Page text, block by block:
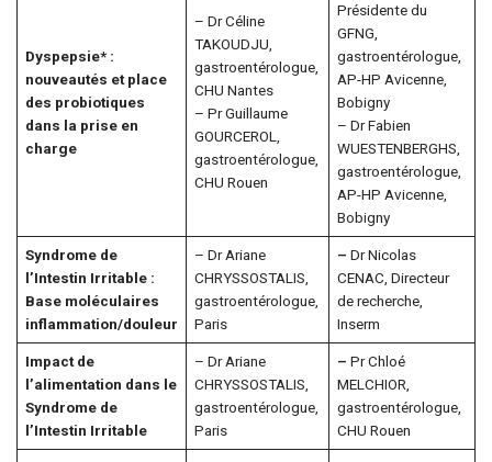
Dyspepsie* :
nouveautés et place
des probiotiques
dans la prise en
charge
– Dr Céline
TAKOUDJU,
gastroentérologue,
CHU Nantes
– Pr Guillaume
GOURCEROL,
gastroentérologue,
CHU Rouen
Présidente du
GFNG,
gastroentérologue,
AP-HP Avicenne,
Bobigny
– Dr Fabien
WUESTENBERGHS,
gastroentérologue,
AP-HP Avicenne,
Bobigny
Syndrome de
l’Intestin Irritable :
Base moléculaires
inflammation/douleur
– Dr Ariane
CHRYSSOSTALIS,
gastroentérologue,
Paris
– Dr Nicolas
CENAC, Directeur
de recherche,
Inserm
Impact de
l’alimentation dans le
Syndrome de
l’Intestin Irritable
– Dr Ariane
CHRYSSOSTALIS,
gastroentérologue,
Paris
– Pr Chloé
MELCHIOR,
gastroentérologue,
CHU Rouen